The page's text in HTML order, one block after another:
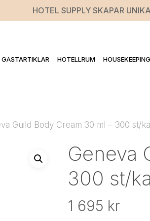
HOTEL SUPPLY SKAPAR
GÄSTARTIKLAR HOTELLRUM HOUSEKEEPING
Guild Body Cream 30 ml – 300 st/
Geneva
300 st/
1 695 kr